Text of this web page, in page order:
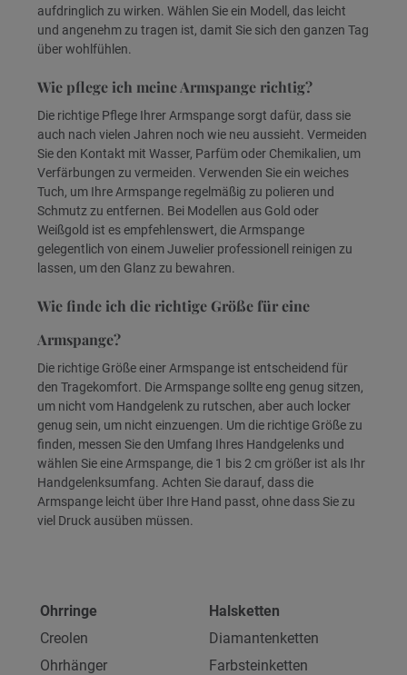
aufdringlich zu wirken. Wählen Sie ein Modell, das leicht
und angenehm zu tragen ist, damit Sie sich den ganzen Tag
über wohlfühlen.
Wie pflege ich meine Armspange richtig?
Die richtige Pflege Ihrer Armspange sorgt dafür, dass sie
auch nach vielen Jahren noch wie neu aussieht. Vermeiden
Sie den Kontakt mit Wasser, Parfüm oder Chemikalien, um
Verfärbungen zu vermeiden. Verwenden Sie ein weiches
Tuch, um Ihre Armspange regelmäßig zu polieren und
Schmutz zu entfernen. Bei Modellen aus Gold oder
Weißgold ist es empfehlenswert, die Armspange
gelegentlich von einem Juwelier professionell reinigen zu
lassen, um den Glanz zu bewahren.
Wie finde ich die richtige Größe für eine
Armspange?
Die richtige Größe einer Armspange ist entscheidend für
den Tragekomfort. Die Armspange sollte eng genug sitzen,
um nicht vom Handgelenk zu rutschen, aber auch locker
genug sein, um nicht einzuengen. Um die richtige Größe zu
finden, messen Sie den Umfang Ihres Handgelenks und
wählen Sie eine Armspange, die 1 bis 2 cm größer ist als Ihr
Handgelenksumfang. Achten Sie darauf, dass die
Armspange leicht über Ihre Hand passt, ohne dass Sie zu
viel Druck ausüben müssen.
Ohrringe
Creolen
Ohrhänger
Halsketten
Diamantenketten
Farbsteinketten